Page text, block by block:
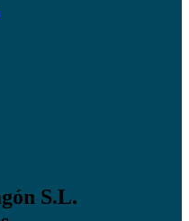
S.L.